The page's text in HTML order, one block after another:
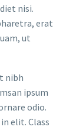
nisi.
erat
ut
nibh
ipsum
odio.
elit. Class